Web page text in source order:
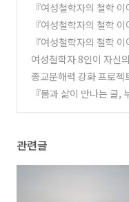
『여성철학자의 철학
이솔 선생님 인터뷰
(0)
『여성철학자의 철학
양창아 선생님 인터뷰
(0)
『여성철학자의 철학
김은주 선생님 인터뷰
(0)
여성철학자 8인이 자신
철학’과그들이 사랑해
특별한 철학-에세이! 『
기』가 출간되었습니다!
종교문해력 강화 프로젝
『종교학 강의』가 출
『몸과 삶이 만나는 글,
관련글